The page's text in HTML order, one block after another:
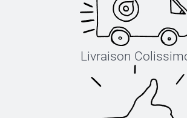
Serviette de bain quotidienne >
Serviette de spa de luxe pour la
Serviette de plage > serviette imprimée
Serviette de piscine > serviette
Livraison